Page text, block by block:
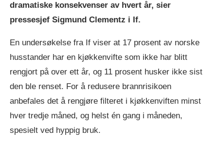
dramatiske konsekvenser av hvert år, sier
pressesjef Sigmund Clementz i If.
En undersøkelse fra If viser at 17 prosent av norske
husstander har en kjøkkenvifte som ikke har blitt
rengjort på over ett år, og 11 prosent husker ikke sist
den ble renset. For å redusere brannrisikoen
anbefales det å rengjøre filteret i kjøkkenviften minst
hver tredje måned, og helst én gang i måneden,
spesielt ved hyppig bruk.